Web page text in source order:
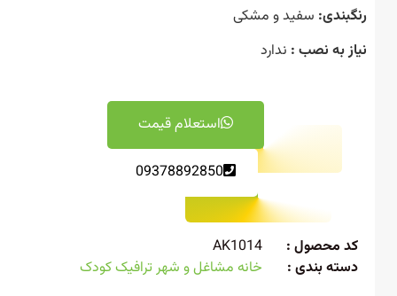
سفید و مشکی
به نصب :ندارد
استعلام قیمت
09378892850
محصول :
AK1014
بندی :
خانه مشاغل و شهر ترافیک کودک